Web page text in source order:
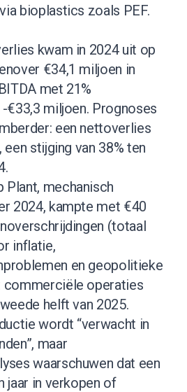
bioplastics zoals PEF.
kwam in 2024 uit op
€34,1 miljoen in
met 21%
miljoen. Prognoses
een nettoverlies
stijging van 38% ten
Plant, mechanisch
2024, kampte met €40
(totaal
inflatie,
en geopolitieke
commerciële operaties
helft van 2025.
wordt “verwacht in
maar
waarschuwen dat een
jaar in verkopen of